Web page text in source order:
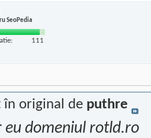
SeoPedia
111
în original de puthre
eu domeniul rotld.ro